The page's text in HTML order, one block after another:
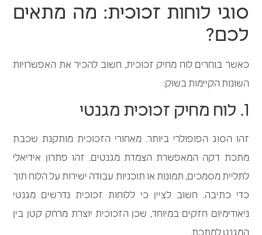
סוגי לוחות זכוכית: מה מתאים
לכם?
כאשר בוחרים לוח מחיק זכוכית, חשוב להכיר את האפשרויות
השונות הקיימות בשוק:
1. לוח מחיק זכוכית מגנטי
זהו הסוג הפופולרי ביותר. מאחורי הזכוכית מותקנת שכבת
מתכת דקה המאפשרת הצמדת מגנטים. זהו פתרון אידיאלי
לתליית מסמכים, תמונות או תוכניות עבודה ישירות על הלוח תוך
כדי כתיבה. חשוב לציין כי ללוחות זכוכית נדרשים מגנטי
ניאודימיום חזקים במיוחד, שכן הזכוכית יוצרת מרחק קטן בין